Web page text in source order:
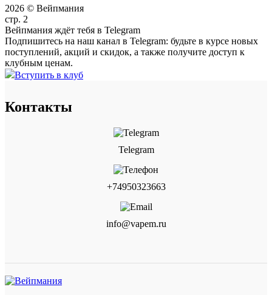
2026 © Вейпмания
стр. 2
Вейпмания ждёт тебя в Telegram
Подпишитесь на наш канал в Telegram: будьте в курсе новых
поступлений, акций и скидок, а также получите доступ к
клубным ценам.
Вступить в клуб
Контакты
Telegram
+74950323663
info@vapem.ru